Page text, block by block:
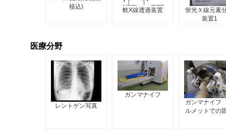
核込)
軟X線透過装置
蛍光Ｘ線元素
装置1
医療分野
レントゲン写真
ガンマナイフ
ガンマナイ
ルメットでの